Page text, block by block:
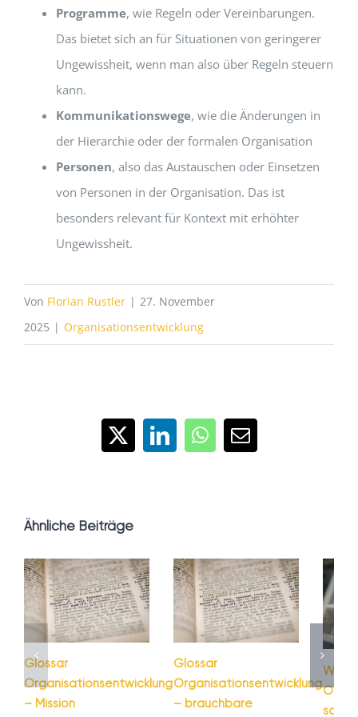
Programme, wie Regeln oder Vereinbarungen.
Das bietet sich an für Situationen von geringerer
Ungewissheit, wenn man also über Regeln steuern
kann.
Kommunikationswege, wie die Änderungen in
der Hierarchie oder der formalen Organisation
Personen, also das Austauschen oder Einsetzen
von Personen in der Organisation. Das ist
besonders relevant für Kontext mit erhöhter
Ungewissheit.
Von Florian Rustler | 27. November
2025 | Organisationsentwicklung
X LinkedInWhatsApp
E-
Ähnliche Beiträge
Glossar
Organisationsentwicklung
– Mission
Glossar
Organisationsentwicklung
– brauchbare